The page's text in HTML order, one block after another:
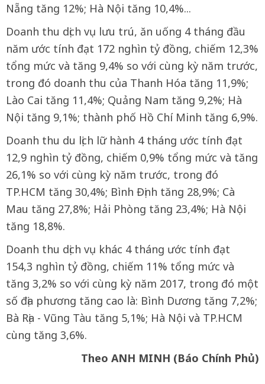
Nẵng tăng 12%; Hà Nội tăng 10,4%...
Doanh thu dịch vụ lưu trú, ăn uống 4 tháng đầu
năm ước tính đạt 172 nghìn tỷ đồng, chiếm 12,3%
tổng mức và tăng 9,4% so với cùng kỳ năm trước,
trong đó doanh thu của Thanh Hóa tăng 11,9%;
Lào Cai tăng 11,4%; Quảng Nam tăng 9,2%; Hà
Nội tăng 9,1%; thành phố Hồ Chí Minh tăng 6,9%.
Doanh thu du lịch lữ hành 4 tháng ước tính đạt
12,9 nghìn tỷ đồng, chiếm 0,9% tổng mức và tăng
26,1% so với cùng kỳ năm trước, trong đó
TP.HCM tăng 30,4%; Bình Định tăng 28,9%; Cà
Mau tăng 27,8%; Hải Phòng tăng 23,4%; Hà Nội
tăng 18,8%.
Doanh thu dịch vụ khác 4 tháng ước tính đạt
154,3 nghìn tỷ đồng, chiếm 11% tổng mức và
tăng 3,2% so với cùng kỳ năm 2017, trong đó một
số địa phương tăng cao là: Bình Dương tăng 7,2%;
Bà Rịa - Vũng Tàu tăng 5,1%; Hà Nội và TP.HCM
cùng tăng 3,6%.
Theo ANH MINH (Báo Chính Phủ)